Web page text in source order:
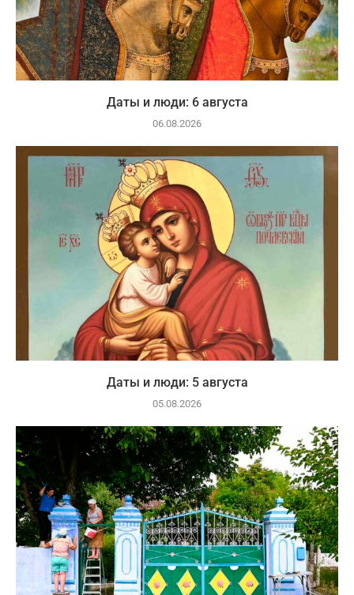
Даты и люди: 6 августа
06.08.2026
Даты и люди: 5 августа
05.08.2026